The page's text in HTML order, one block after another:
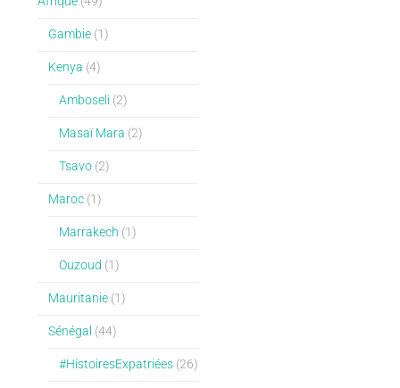
Gambie(1)
Kenya (4)
Amboseli (2)
Masaï Mara (2)
Tsavo(2)
Maroc(1)
Marrakech (1)
Ouzoud (1)
Mauritanie(1)
Sénégal (44)
#HistoiresExpatriées(26)